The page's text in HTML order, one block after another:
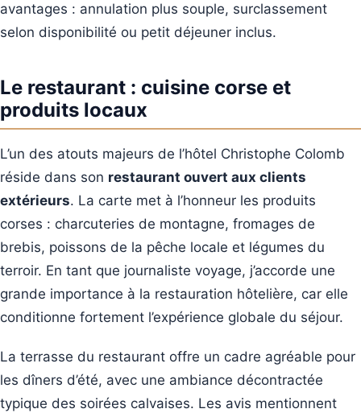
avantages : annulation plus souple, surclassement
selon disponibilité ou petit déjeuner inclus.
Le restaurant : cuisine corse et
produits locaux
L’un des atouts majeurs de l’hôtel Christophe Colomb
réside dans son restaurant ouvert aux clients
extérieurs. La carte met à l’honneur les produits
corses : charcuteries de montagne, fromages de
brebis, poissons de la pêche locale et légumes du
terroir. En tant que journaliste voyage, j’accorde une
grande importance à la restauration hôtelière, car elle
conditionne fortement l’expérience globale du séjour.
La terrasse du restaurant offre un cadre agréable pour
les dîners d’été, avec une ambiance décontractée
typique des soirées calvaises. Les avis mentionnent